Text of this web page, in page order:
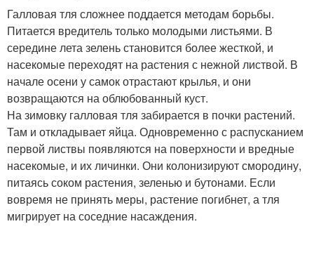
Галловая тля сложнее поддается методам борьбы.
Питается вредитель только молодыми листьями. В
середине лета зелень становится более жесткой, и
насекомые переходят на растения с нежной листвой. В
начале осени у самок отрастают крылья, и они
возвращаются на облюбованный куст.
На зимовку галловая тля забирается в почки растений.
Там и откладывает яйца. Одновременно с распусканием
первой листвы появляются на поверхности и вредные
насекомые, и их личинки. Они колонизируют смородину,
питаясь соком растения, зеленью и бутонами. Если
вовремя не принять меры, растение погибнет, а тля
мигрирует на соседние насаждения.